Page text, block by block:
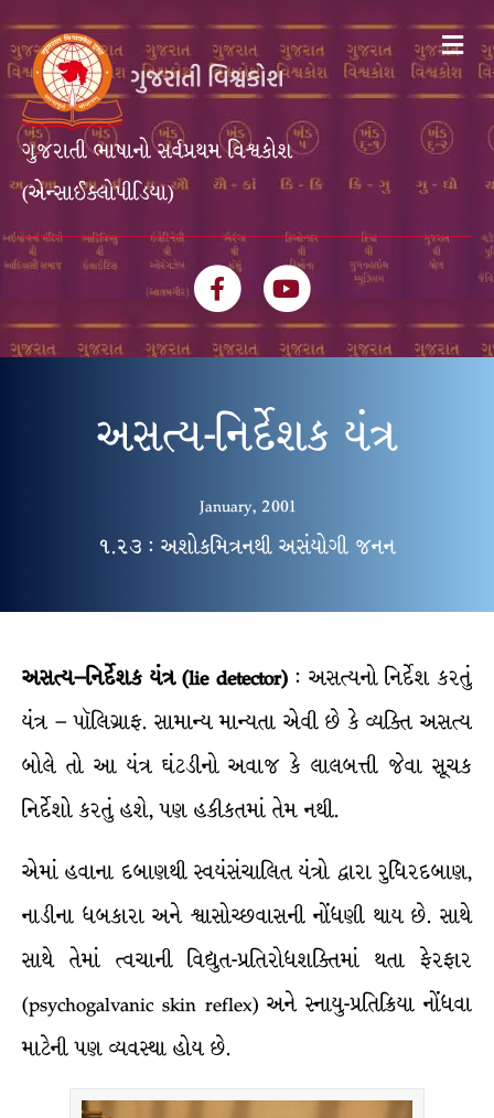
ગુજરાતી ભાષાનો સર્વપ્રથમ વિશ્વકોશ
(એન્સાઈક્લોપીડિયા)
FacebookYoutube
અસત્ય-નિર્દેશક યંત્ર
January, 2001
૧.૨૩ : અશોકમિત્રનથી અસંયોગી જનન
અસત્ય–નિર્દેશક યંત્ર (lie detector) : અસત્યનો નિર્દેશ કરતું
યંત્ર – પૉલિગ્રાફ. સામાન્ય માન્યતા એવી છે કે વ્યક્તિ અસત્ય
બોલે તો આ યંત્ર ઘંટડીનો અવાજ કે લાલબત્તી જેવા સૂચક
નિર્દેશો કરતું હશે, પણ હકીકતમાં તેમ નથી.
એમાં હવાના દબાણથી સ્વયંસંચાલિત યંત્રો દ્વારા રુધિરદબાણ,
નાડીના ધબકારા અને શ્વાસોચ્છવાસની નોંધણી થાય છે. સાથે
સાથે તેમાં ત્વચાની વિદ્યુત-પ્રતિરોધશક્તિમાં થતા ફેરફાર
(psychogalvanic skin reflex) અને સ્નાયુ-પ્રતિક્રિયા નોંધવા
માટેની પણ વ્યવસ્થા હોય છે.